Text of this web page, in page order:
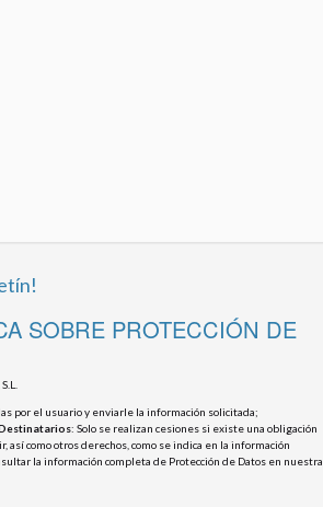
SOBRE PROTECCIÓN DE
por el usuario y enviarle la información solicitada;
: Solo se realizan cesiones si existe una obligación
así como otros derechos, como se indica en la información
la información completa de Protección de Datos en nuestra